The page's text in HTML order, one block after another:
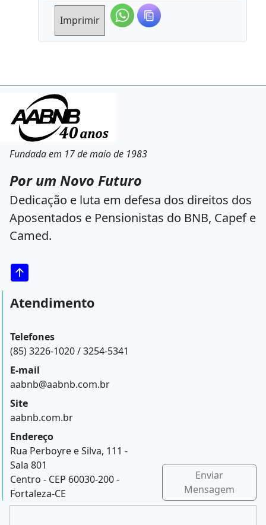
Imprimir
Fundada em 17 de maio de 1983
Por um Novo Futuro
Dedicação e luta em defesa dos direitos dos
Aposentados e Pensionistas do BNB, Capef e
Camed.
Atendimento
Telefones
(85) 3226-1020 / 3254-5341
E-mail
aabnb@aabnb.com.br
Site
aabnb.com.br
Endereço
Rua Perboyre e Silva, 111 -
Sala 801
Centro - CEP 60030-200 -
Fortaleza-CE
Enviar
Mensagem